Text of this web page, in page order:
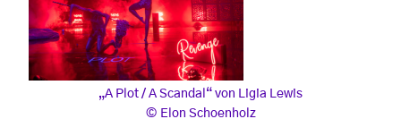
„A Plot / A Scandal“ von Ligia Lewis
Elon Schoenholz